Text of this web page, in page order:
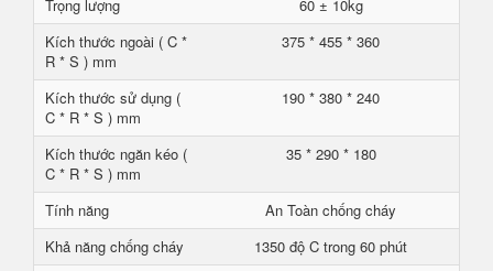
Trọng lượng
60 ± 10kg
Kích thước ngoài ( C *
R * S ) mm
375 * 455 * 360
Kích thước sử dụng (
C * R * S ) mm
190 * 380 * 240
Kích thước ngăn kéo (
C * R * S ) mm
35 * 290 * 180
Tính năng
An Toàn chống cháy
Khả năng chống cháy
1350 độ C trong 60 phút